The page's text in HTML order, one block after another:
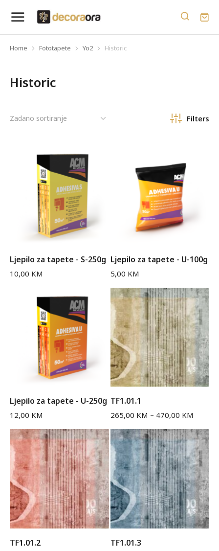
You are here:
Home Fototapete Yo2 Historic
Historic
Filters
Ljepilo za tapete - S-250g
10,00 KM
Ljepilo za tapete - U-100g
5,00 KM
Ljepilo za tapete - U-250g
12,00 KM
TF1.01.1
265,00 KM – 470,00 KM
TF1.01.2 TF1.01.3